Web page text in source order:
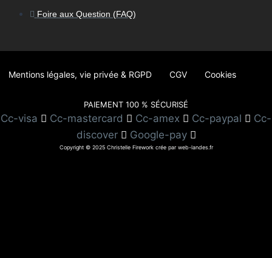
Foire aux Question (FAQ)
Mentions légales, vie privée & RGPD CGV Cookies
PAIEMENT 100 % SÉCURISÉ
Cc-visa Cc-mastercard Cc-amex Cc-paypal
Cc-
discover
Google-pay
Copyright © 2025 Christelle Firework crée par web-landes.fr